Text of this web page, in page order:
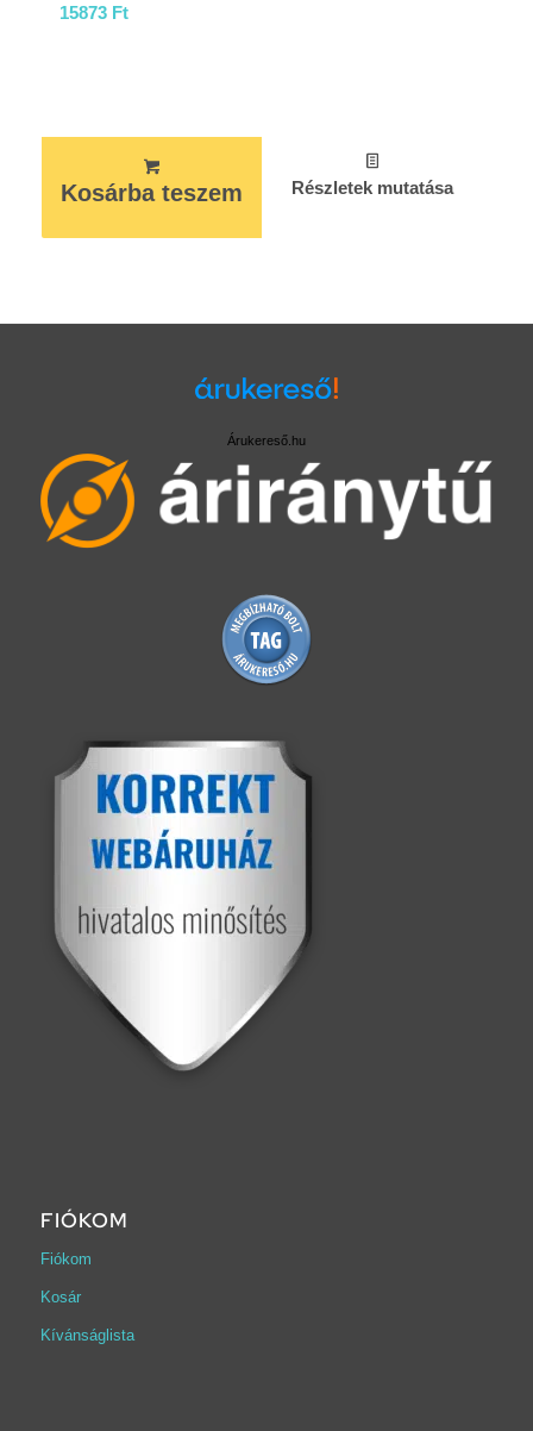
15873 Ft
Kosárba teszem Részletek mutatása
Árukereső.hu
FIÓKOM
Fiókom
Kosár
Kívánságlista